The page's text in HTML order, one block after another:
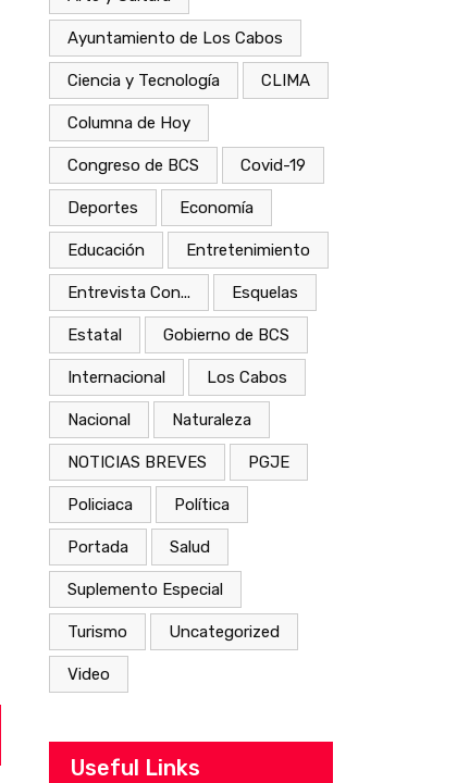
Ayuntamiento de Los Cabos
Ciencia y Tecnología CLIMA
Columna de Hoy
Congreso de BCS Covid-19
Deportes Economía
Educación Entretenimiento
Entrevista Con... Esquelas
Estatal Gobierno de BCS
Internacional Los Cabos
Nacional Naturaleza
NOTICIAS BREVES PGJE
Policiaca Política
Portada Salud
Suplemento Especial
Turismo Uncategorized
Video
Useful Links